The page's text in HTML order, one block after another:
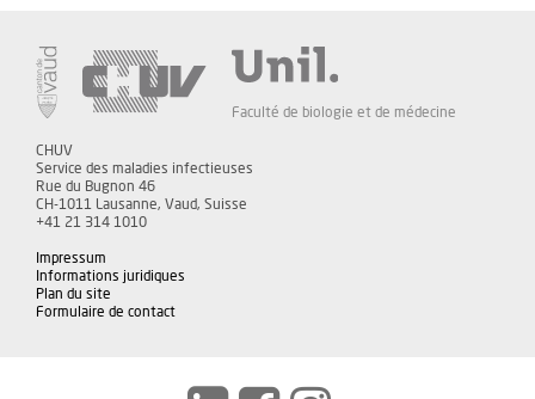
Faculté de biologie et de médecine
CHUV
Service des maladies infectieuses
Rue du Bugnon 46
CH-1011 Lausanne, Vaud, Suisse
+41 21 314 1010
Impressum
Informations juridiques
Plan du site
Formulaire de contact